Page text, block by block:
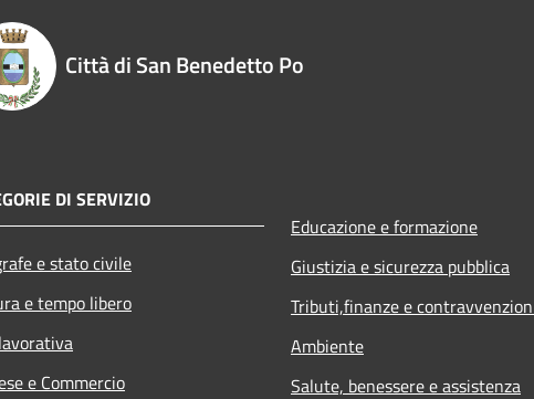
Città di San Benedetto Po
DI SERVIZIO
e stato civile
e tempo libero
e Commercio
Educazione e formazione
Giustizia e sicurezza pubblica
Tributi,finanze e
Ambiente
Salute, benessere e assistenza